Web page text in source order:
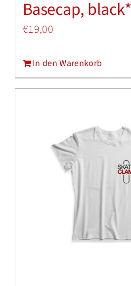
Basecap, black*
€19,00
In den Warenkorb